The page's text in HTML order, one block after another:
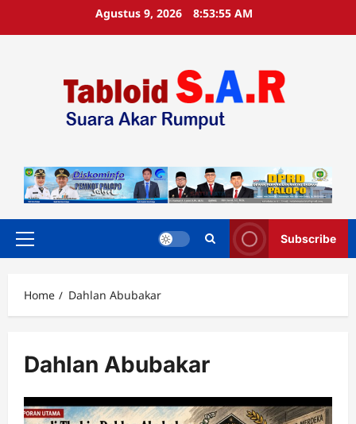
Agustus 9, 2026 8:53:56 AM
Subscribe
Home Dahlan Abubakar
Dahlan Abubakar